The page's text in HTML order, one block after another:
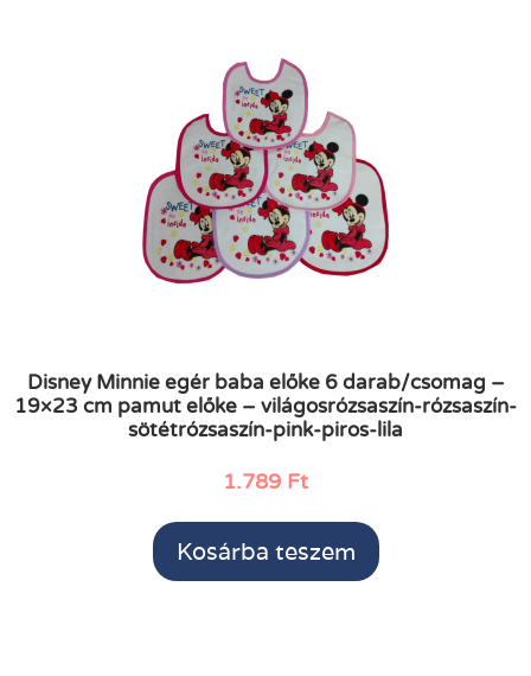
Disney Minnie egér baba előke 6 darab/csomag –
19×23 cm pamut előke – világosrózsaszín-rózsaszín-
sötétrózsaszín-pink-piros-lila
1.789 Ft
Kosárba teszem